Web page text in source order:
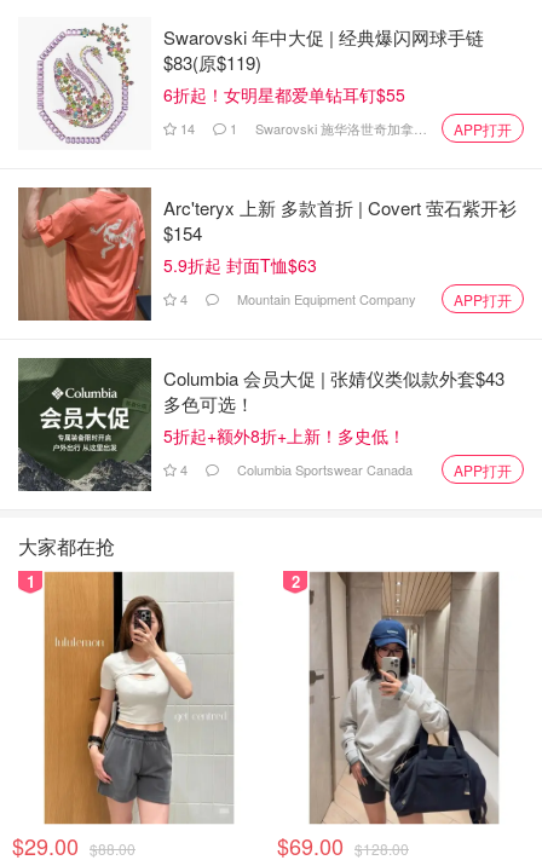
Swarovski 年中大促 | 经典爆闪网球手链
$83(原$119)
6折起！女明星都爱单钻耳钉$55
14 1 Swarovski 施华洛世奇加拿大官网 APP打开
Arc'teryx 上新 多款首折 | Covert 萤石紫开衫
$154
5.9折起 封面T恤$63
4 Mountain Equipment Company APP打开
Columbia 会员大促 | 张婧仪类似款外套$43
多色可选！
5折起+额外8折+上新！多史低！
4 Columbia Sportswear Canada APP打开
大家都在抢
1
$29.00 $88.00
2
$69.00 $128.00